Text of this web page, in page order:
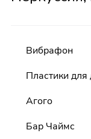
Вибрафон
Пластики
Агого
Бар Чаймс